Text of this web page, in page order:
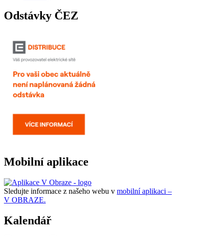
Odstávky ČEZ
Mobilní aplikace
Sledujte informace z našeho webu v mobilní aplikaci –
V OBRAZE.
Kalendář